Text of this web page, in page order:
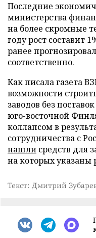
Последние
министерства
на более скромные
году рост составит
ранее
соответственно.
Как писала газета
возможности
заводов без
юго-восточной
коллапсом в
сотрудничества с
нашли средств для
на которых указаны
Текст: Дмитрий